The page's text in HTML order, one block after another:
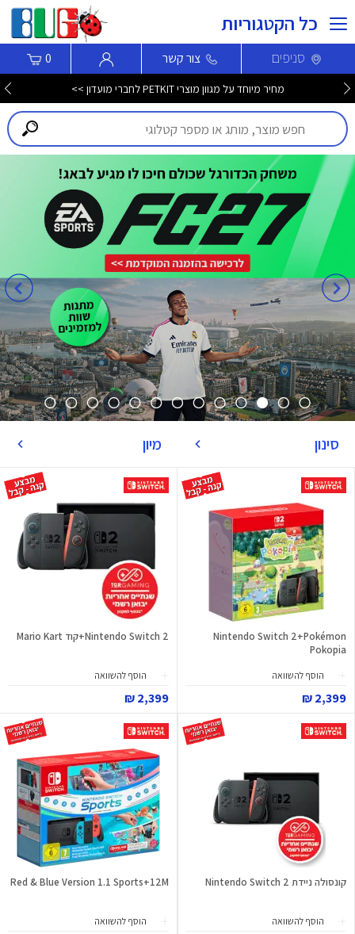
כל הקטגוריות
סניפים צור קשר 0
מחיר מיוחד על מגוון מוצרי PETKIT לחברי מועדון >>
סינון מיון
Nintendo Switch 2+Pokémon
Pokopia
הוסף להשוואה
2,399 ₪
Nintendo Switch 2+קוד Mario Kart
הוסף להשוואה
2,399 ₪
קונסולה ניידת Nintendo Switch 2
הוסף להשוואה
Red & Blue Version 1.1 Sports+12M
הוסף להשוואה